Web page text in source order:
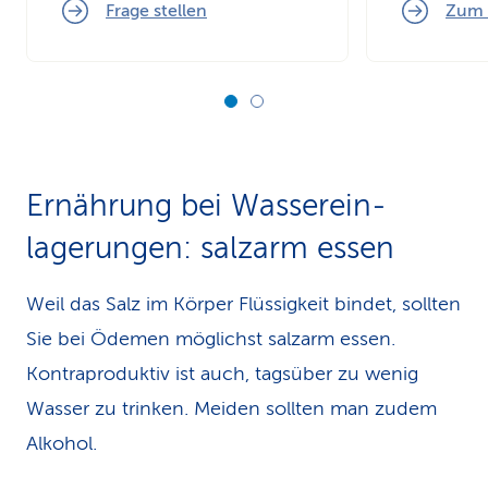
Frage stellen Zum
Ernährung bei Wasser­ein­
lagerungen: salzarm essen
Weil das Salz im Körper Flüssigkeit bindet, sollten
Sie bei Ödemen möglichst salzarm essen.
Kontraproduktiv ist auch, tagsüber zu wenig
Wasser zu trinken. Meiden sollten man zudem
Alkohol.